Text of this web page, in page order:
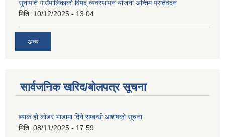
सुनापति गाउँपालिकाको विपद् व्यवस्थापन योजना अन्तिम प्रतिवेदन
मिति: 10/12/2025 - 13:04
अन्य
सार्वजनिक खरिद/बोलपत्र सूचना
ब्याक हो लोडर भाडामा दिने सम्बन्धी आशषको सूचना
मिति: 08/11/2025 - 17:59